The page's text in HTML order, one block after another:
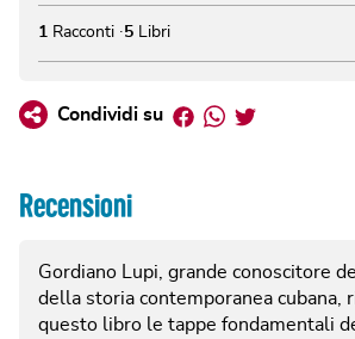
1 Racconti 5 Libri
Condividi su Facebook
Whatsapp
Twitter
Recensioni
Gordiano Lupi, grande conoscitore
della storia contemporanea cubana,
questo libro le tappe fondamentali